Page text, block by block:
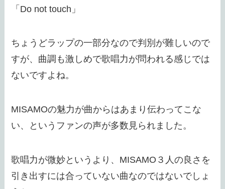
「Do not touch」
ちょうどラップの一部分なので判別が難しいので
すが、曲調も激しめで歌唱力が問われる感じでは
ないですよね。
MISAMOの魅力が曲からはあまり伝わってこな
い、というファンの声が多数見られました。
歌唱力が微妙というより、MISAMO３人の良さを
引き出すには合っていない曲なのではないでしょ